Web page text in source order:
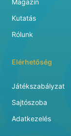
Magazin
Kutatás
Rólunk
Elérhetőség
Játékszabályzat
Sajtószoba
Adatkezelés